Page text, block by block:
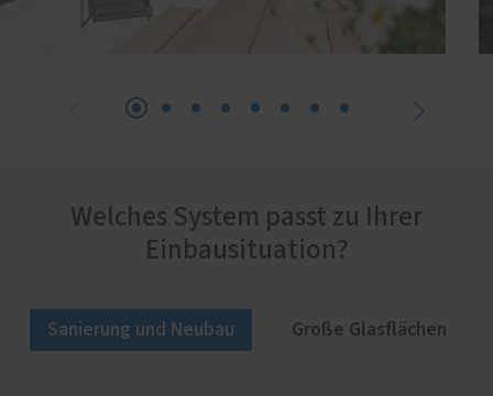
Welches System passt zu Ihrer
Einbausituation?
Sanierung und Neubau Große Glasflächen